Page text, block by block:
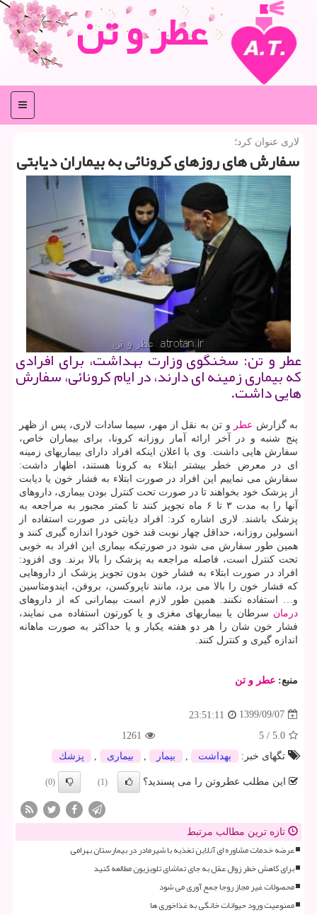
عطر و تن
منو
لاری عنوان كرد؛
سفارش های روزهای كرونائی به بیماران دیابتی
عطر و تن: سخنگوی وزارت بهداشت، برای افرادی
كه بیماری زمینه ای دارند، در ایام كرونائی، سفارش
هایی داشت.
به گزارش عطر و تن به نقل از مهر، سیما سادات لاری، پس از ظهر
پنج شنبه و در آخر ارائه آمار روزانه کرونا، برای بیماران خاص،
سفارش هایی داشت. وی با اعلان اینکه افراد دارای بیماریهای زمینه
ای در معرض خطر بیشتر ابتلاء به کرونا هستند، اظهار داشت:
سفارش می نماییم این افراد در صورت ابتلاء به فشار خون یا دیابت
از پزشک خود بخواهند تا در صورت تحت کنترل بودن بیماری، داروهای
آنها را به مدت ۳ تا ۶ ماه تجویز کنند تا کمتر مجبور به مراجعه به
پزشک باشند. لاری اشاره کرد: افراد دیابتی در صورت استفاده از
انسولین روزانه، حداقل چهار نوبت قند خون خودرا اندازه گیری کنند و
همین طور سفارش می شود در صورتیکه بیماری این افراد به خوبی
تحت کنترل است، فاصله مراجعه به پزشک را بالا برند. وی افزود:
افراد در صورت ابتلاء به فشار خون بدون تجویز پزشک از داروهایی
که فشار خون را بالا می برد، مانند ناپروکسن، بروفن، ایندومتاسین
و… استفاده نکنند. همین طور لازم است بیمارانی که از داروهای
درمان سرطان یا بیماریهای مغزی و یا کورتون استفاده می نمایند،
فشار خون شان را هر دو هفته یکبار و یا حداکثر به صورت ماهانه
اندازه گیری و کنترل کنند.
منبع: عطر و تن
1399/09/07
23:51:11
5.0
/
5
1261
تگهای خبر:
بهداشت بیمار بیماری پزشك
این مطلب عطروتن را می پسندید؟ (1)
(0)
تازه ترین مطالب مرتبط
عرضه خدمات مشاوره ای آنلاین تغذیه با شیرمادر در بیمارستان بهرامی
برای کاهش خطر زوال عقل به جای تماشای تلویزیون مطالعه کنید
محصولات غیر مجاز روجا جمع آوری می شود
ممنوعیت ورود حیوانات خانگی به غذاخوری ها